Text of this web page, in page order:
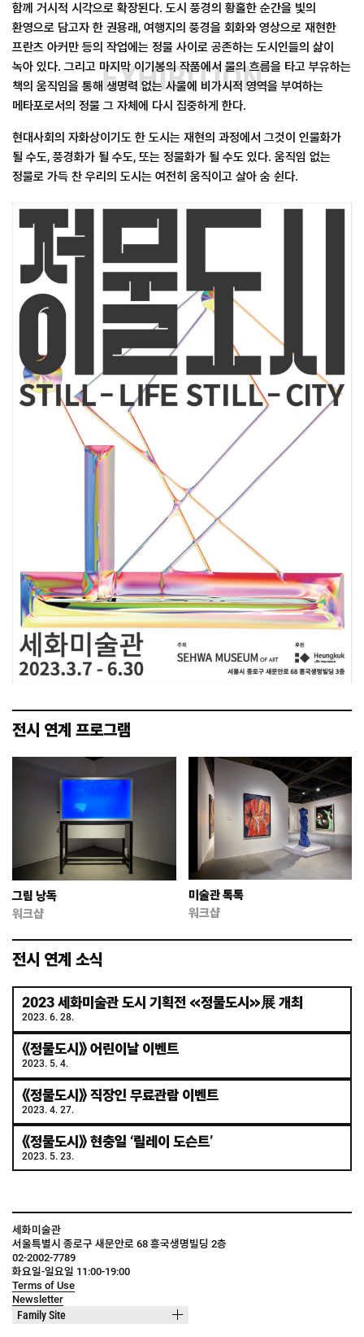
EXHIBITION
함께 거시적 시각으로 확장된다. 도시 풍경의 황홀한 순간을 빛의
환영으로 담고자 한 권용래, 여행지의 풍경을 회화와 영상으로 재현한
프란츠 아커만 등의 작업에는 정물 사이로 공존하는 도시인들의 삶이
녹아 있다. 그리고 마지막 이기봉의 작품에서 물의 흐름을 타고 부유하는
책의 움직임을 통해 생명력 없는 사물에 비가시적 영역을 부여하는
메타포로서의 정물 그 자체에 다시 집중하게 한다.
현대사회의 자화상이기도 한 도시는 재현의 과정에서 그것이 인물화가
될 수도, 풍경화가 될 수도, 또는 정물화가 될 수도 있다. 움직임 없는
정물로 가득 찬 우리의 도시는 여전히 움직이고 살아 숨 쉰다.
전시 연계 프로그램
그림 낭독
워크샵
미술관 톡톡
워크샵
전시 연계 소식
2023 세화미술관 도시 기획전 ≪정물도시≫展 개최
2023. 6. 28.
《정물도시》 어린이날 이벤트
2023. 5. 4.
《정물도시》 직장인 무료관람 이벤트
2023. 4. 27.
《정물도시》 현충일 ‘릴레이 도슨트’
2023. 5. 23.
세화미술관
서울특별시 종로구 새문안로 68 흥국생명빌딩 2층
02-2002-7789
화요일-일요일 11:00-19:00
Terms of Use
Newsletter
Family Site